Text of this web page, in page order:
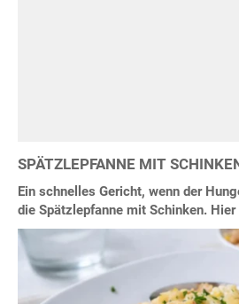
SPÄTZLEPFANNE MIT
Ein schnelles Gericht, wenn der
die Spätzlepfanne mit Schinken.